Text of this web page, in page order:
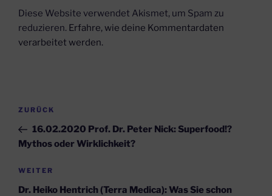
Diese Website verwendet Akismet, um Spam zu
reduzieren. Erfahre, wie deine Kommentardaten
verarbeitet werden.
Beitragsnavigation
Vorheriger
Beitrag
ZURÜCK
16.02.2020 Prof. Dr. Peter Nick: Superfood!?
Mythos oder Wirklichkeit?
Nächster
Beitrag
WEITER
Dr. Heiko Hentrich (Terra Medica): Was Sie schon